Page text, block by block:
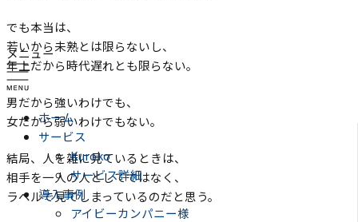
メニュー
ホーム
サービス
Kuroko
サービス詳細
導入事例
アイビーカンパニー様
でも本当は、
若いから未熟とは限らないし、
年上だから時代遅れとも限らない。
男だから強いわけでも、
女だから弱いわけでもない。
結局、人を雑に見ているときは、
相手を一人の人としてではなく、
ラベルで見てしまっているのだと思う。